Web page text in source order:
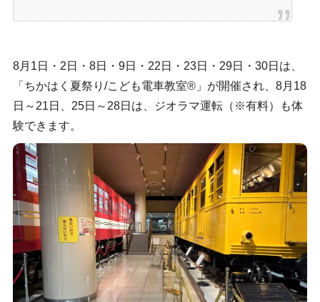
8月1日・2日・8日・9日・22日・23日・29日・30日は、
「ちかはく夏祭り/こども電車教室®」が開催され、8月18
日～21日、25日～28日は、ジオラマ運転（※有料）も体
験できます。